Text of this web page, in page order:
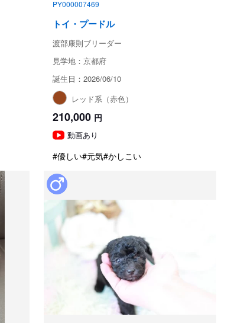
PY000007469
トイ・プードル
渡部康則ブリーダー
見学地：京都府
誕生日：2026/06/10
レッド系（赤色）
210,000 円
動画あり
#優しい#元気#かしこい